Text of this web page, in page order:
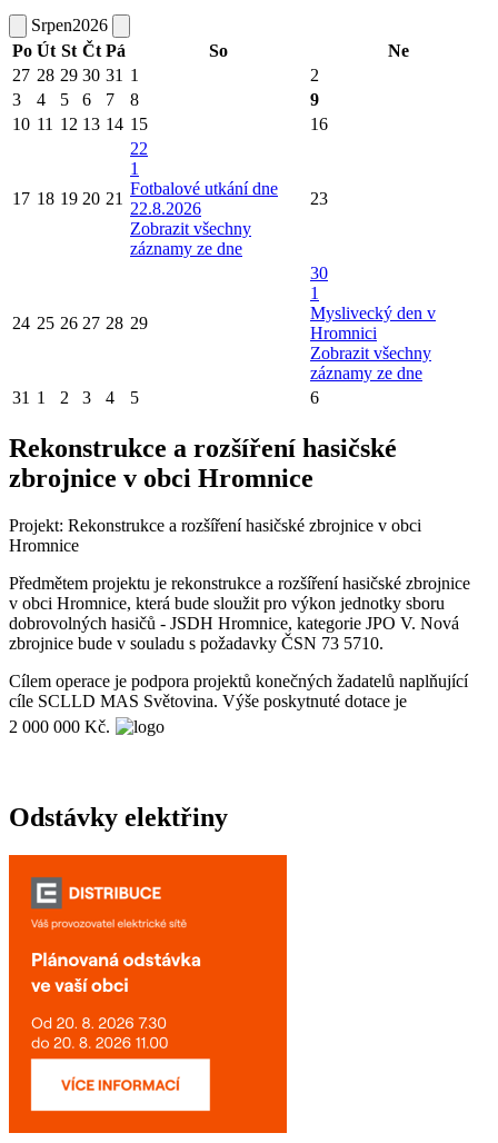
Srpen2026
Po Út St Čt Pá So
Ne
27 28 29 30 31 1
2
3
4 5 6 7 8
9
10 11 12 13 14 15 16
17 18 19 20 21
22
1
Fotbalové utkání dne
22.8.2026
Zobrazit všechny
záznamy ze dne
23
24 25 26 27 28 29
30
1
Myslivecký den v
Hromnici
Zobrazit všechny
záznamy ze dne
31 1 2 3 4 5 6
Rekonstrukce a rozšíření hasičské
zbrojnice v obci Hromnice
Projekt: Rekonstrukce a rozšíření hasičské zbrojnice v obci
Hromnice
Předmětem projektu je rekonstrukce a rozšíření hasičské zbrojnice
v obci Hromnice, která bude sloužit pro výkon jednotky sboru
dobrovolných hasičů - JSDH Hromnice, kategorie JPO V. Nová
zbrojnice bude v souladu s požadavky ČSN 73 5710.
Cílem operace je podpora projektů konečných žadatelů naplňující
cíle SCLLD MAS Světovina. Výše poskytnuté dotace je
2 000 000 Kč.
Odstávky elektřiny